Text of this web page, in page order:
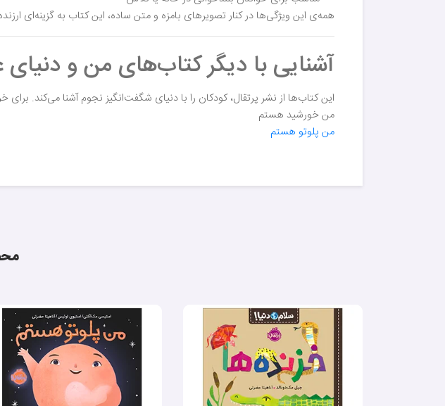
همه‌ی این ویژگی‌ها در کنار تصویرهای بامزه و متن ساده، این کتاب به گزینه‌ای
آشنایی با دیگر کتاب‌های من و دنیای
این کتاب‌ها از نشر پرتقال، کودکان را با دنیای شگفت‌انگیز نجوم آشنا می‌کند.
من خورشید هستم
من پلوتو هستم